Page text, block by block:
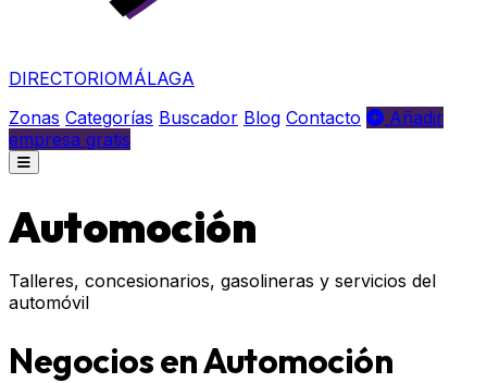
DIRECTORIOMÁLAGA
Zonas Categorías Buscador Blog Contacto
Añadir
empresa gratis
Automoción
Talleres, concesionarios, gasolineras y servicios del
automóvil
Negocios en Automoción